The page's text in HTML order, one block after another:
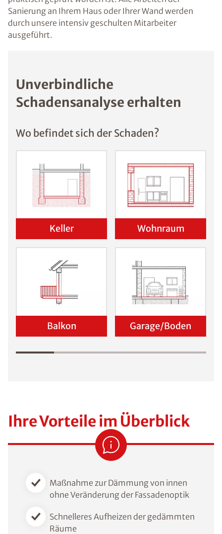
Sanierung an Ihrem Haus oder Ihrer Wand werden
durch unsere intensiv geschulten Mitarbeiter
ausgeführt.
Unverbindliche
Schadensanalyse erhalten
Wo befindet sich der Schaden?
Keller Wohnraum
Balkon Garage/Boden
Ihre Vorteile im Überblick
Maßnahme zur Dämmung von innen
ohne Veränderung der Fassadenoptik
Schnelleres Aufheizen der gedämmten
Räume